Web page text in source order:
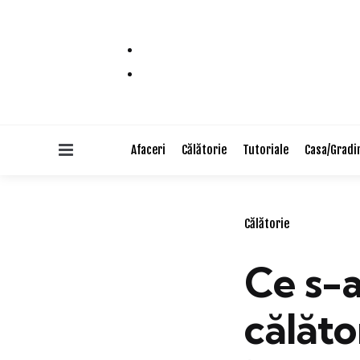
Afaceri Călătorie Tutoriale Casa/
Categories
Călătorie
Ce s-